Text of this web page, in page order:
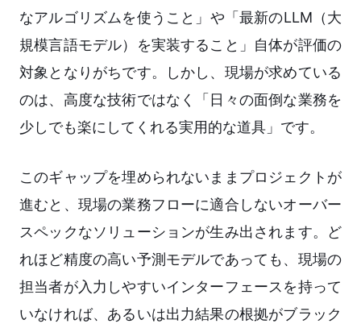
なアルゴリズムを使うこと」や「最新のLLM（大
規模言語モデル）を実装すること」自体が評価の
対象となりがちです。しかし、現場が求めている
のは、高度な技術ではなく「日々の面倒な業務を
少しでも楽にしてくれる実用的な道具」です。
このギャップを埋められないままプロジェクトが
進むと、現場の業務フローに適合しないオーバー
スペックなソリューションが生み出されます。ど
れほど精度の高い予測モデルであっても、現場の
担当者が入力しやすいインターフェースを持って
いなければ、あるいは出力結果の根拠がブラック